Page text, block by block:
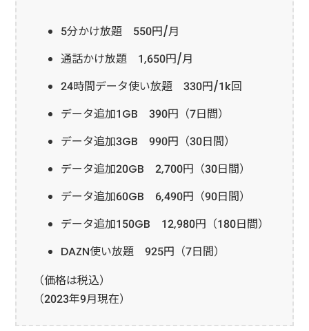
5分かけ放題 550円/月
通話かけ放題 1,650円/月
24時間データ使い放題 330円/1k回
データ追加1GB 390円（7日間）
データ追加3GB 990円（30日間）
データ追加20GB 2,700円（30日間）
データ追加60GB 6,490円（90日間）
データ追加150GB 12,980円（180日間）
DAZN使い放題 925円（7日間）
（価格は税込）
（2023年9月現在）